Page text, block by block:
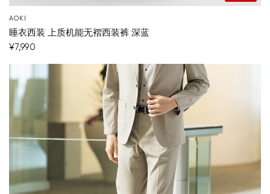
AOKI
睡衣西装 上质机能无褶西装裤 深蓝
¥7,990